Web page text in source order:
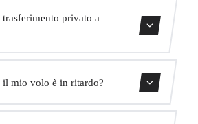
privato a
Senza costi nascosti.
il mio volo è in ritardo?